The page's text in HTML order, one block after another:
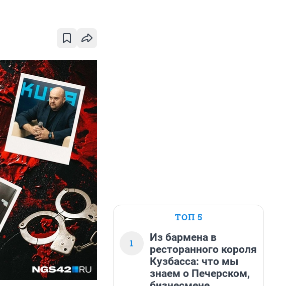
ТОП 5
1
Из бармена в
ресторанного короля
Кузбасса: что мы
знаем о Печерском,